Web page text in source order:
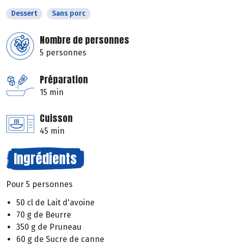
Dessert Sans porc
Nombre de personnes
5 personnes
Préparation
15 min
Cuisson
45 min
Ingrédients
Pour 5 personnes
50 cl de Lait d'avoine
70 g de Beurre
350 g de Pruneau
60 g de Sucre de canne